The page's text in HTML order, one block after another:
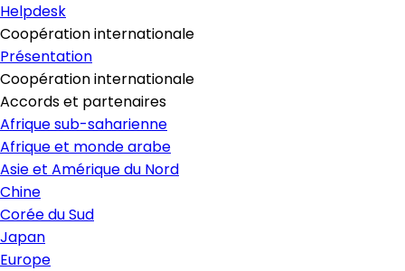
Helpdesk
Coopération internationale
Présentation
Coopération internationale
Accords et partenaires
Afrique sub-saharienne
Afrique et monde arabe
Asie et Amérique du Nord
Chine
Corée du Sud
Japan
Europe